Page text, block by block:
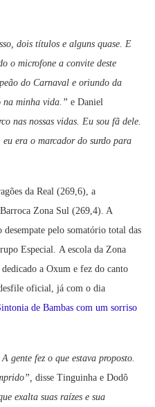
dois títulos e alguns quase. E
o microfone a convite deste
do Carnaval e oriundo da
minha vida.” e Daniel
nas nossas vidas. Eu sou fã dele.
era o marcador do surdo para
da Real (269,6), a
Zona Sul (269,4). A
pelo somatório total das
Especial. A escola da Zona
a Oxum e fez do canto
oficial, já com o dia
de Bambas com um sorriso
gente fez o que estava proposto.
disse Tinguinha e Dodô
exalta suas raízes e sua